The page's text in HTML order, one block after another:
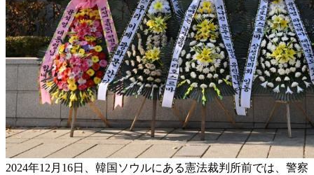
2024年12月16日、韓国ソウルにある憲法裁判所前では、警察